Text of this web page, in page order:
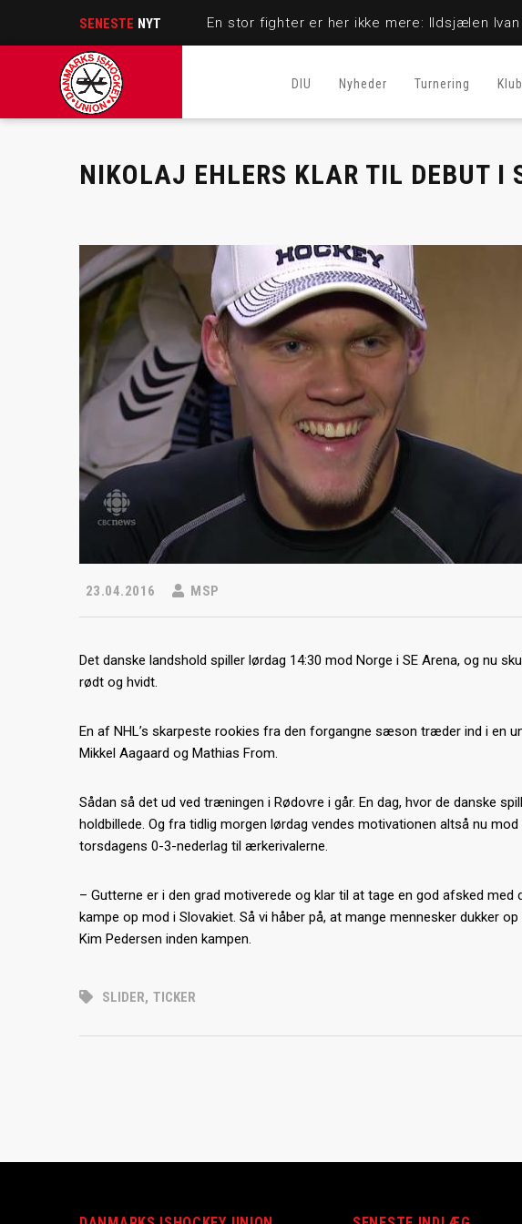
SENESTE NYT
DIU Nyheder Turnering
NIKOLAJ EHLERS KLAR TIL DEBUT I
23.04.2016 MSP
Det danske landshold spiller lørdag 14:30 mod Norge i SE Arena, og nu
rødt og hvidt.
En af NHL’s skarpeste rookies fra den forgangne sæson træder ind i en
Mikkel Aagaard og Mathias From.
Sådan så det ud ved træningen i Rødovre i går. En dag, hvor de danske
holdbillede. Og fra tidlig morgen lørdag vendes motivationen altså nu
torsdagens 0-3-nederlag til ærkerivalerne.
– Gutterne er i den grad motiverede og klar til at tage en god afsked
kampe op mod i Slovakiet. Så vi håber på, at mange mennesker dukker
Kim Pedersen inden kampen.
SLIDER, TICKER